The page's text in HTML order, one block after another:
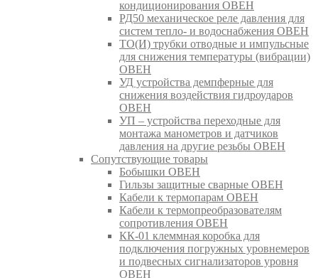
кондиционирования ОВЕН
РД50 механическое реле давления для
систем тепло- и водоснабжения ОВЕН
ТО(И) трубки отводные и импульсные
для снижения температуры (вибрации)
ОВЕН
УД устройства демпферные для
снижения воздействия гидроударов
ОВЕН
УП – устройства переходные для
монтажа манометров и датчиков
давления на другие резьбы ОВЕН
Сопутствующие товары
Бобышки ОВЕН
Гильзы защитные сварные ОВЕН
Кабели к термопарам ОВЕН
Кабели к термопреобразователям
сопротивления ОВЕН
КК-01 клеммная коробка для
подключения погружных уровнемеров
и подвесных сигнализаторов уровня
ОВЕН